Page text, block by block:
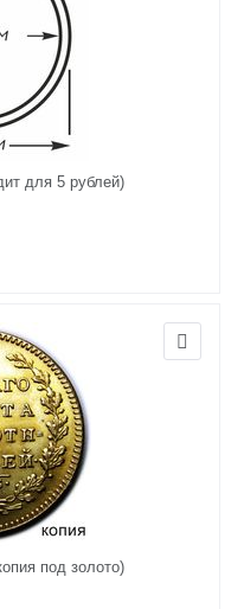
для 5 рублей)
под золото)